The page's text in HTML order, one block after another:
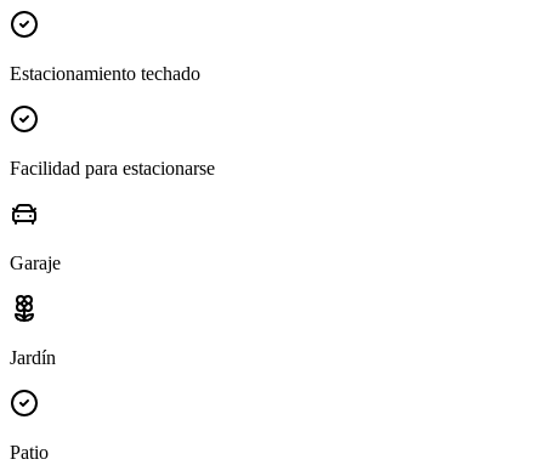
Estacionamiento techado
Facilidad para estacionarse
Garaje
Jardín
Patio